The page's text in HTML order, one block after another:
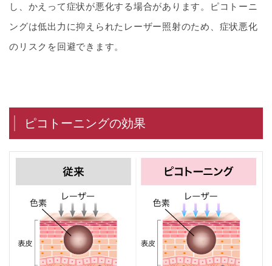
し、かえって症状が悪化する場合があります。ピコトーニ
ングは低出力に抑えられたレーザー照射のため、症状悪化
のリスクを回避できます。
ピコトーニングの効果